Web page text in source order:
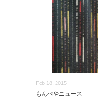
Feb 18, 2015
もんぺやニュース